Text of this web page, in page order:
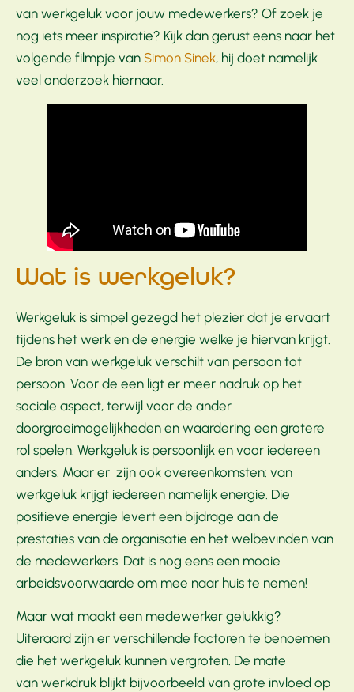
van werkgeluk voor jouw medewerkers? Of zoek je
nog iets meer inspiratie? Kijk dan gerust eens naar het
volgende filmpje van Simon Sinek, hij doet namelijk
veel onderzoek hiernaar.
Wat is werkgeluk?
Werkgeluk is simpel gezegd het plezier dat je ervaart
tijdens het werk en de energie welke je hiervan krijgt.
De bron van werkgeluk verschilt van persoon tot
persoon. Voor de een ligt er meer nadruk op het
sociale aspect, terwijl voor de ander
doorgroeimogelijkheden en waardering een grotere
rol spelen. Werkgeluk is persoonlijk en voor iedereen
anders. Maar er zijn ook overeenkomsten: van
werkgeluk krijgt iedereen namelijk energie. Die
positieve energie levert een bijdrage aan de
prestaties van de organisatie en het welbevinden van
de medewerkers. Dat is nog eens een mooie
arbeidsvoorwaarde om mee naar huis te nemen!
Maar wat maakt een medewerker gelukkig?
Uiteraard zijn er verschillende factoren te benoemen
die het werkgeluk kunnen vergroten. De mate
van werkdruk blijkt bijvoorbeeld van grote invloed op